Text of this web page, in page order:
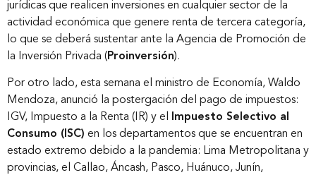
Nuestros clientes
Novedades
Contáctanos
jurídicas que realicen inversiones en cualquier sector de la
actividad económica que genere renta de tercera categoría,
lo que se deberá sustentar ante la Agencia de Promoción de
la Inversión Privada ( Proinversión).
Por otro lado, esta semana el ministro de Economía, Waldo
Mendoza, anunció la postergación del pago de impuestos:
IGV, Impuesto a la Renta (IR) y el
Impuesto Selectivo al
Consumo (ISC) en los departamentos que se encuentran en
estado extremo debido a la pandemia: Lima Metropolitana y
provincias, el Callao, Áncash, Pasco, Huánuco, Junín,